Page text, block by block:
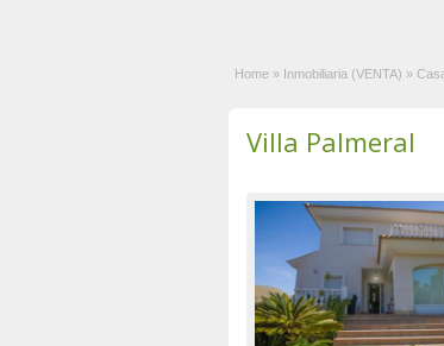
Home » Inmobiliaria (VENTA) »
Villa Palmeral